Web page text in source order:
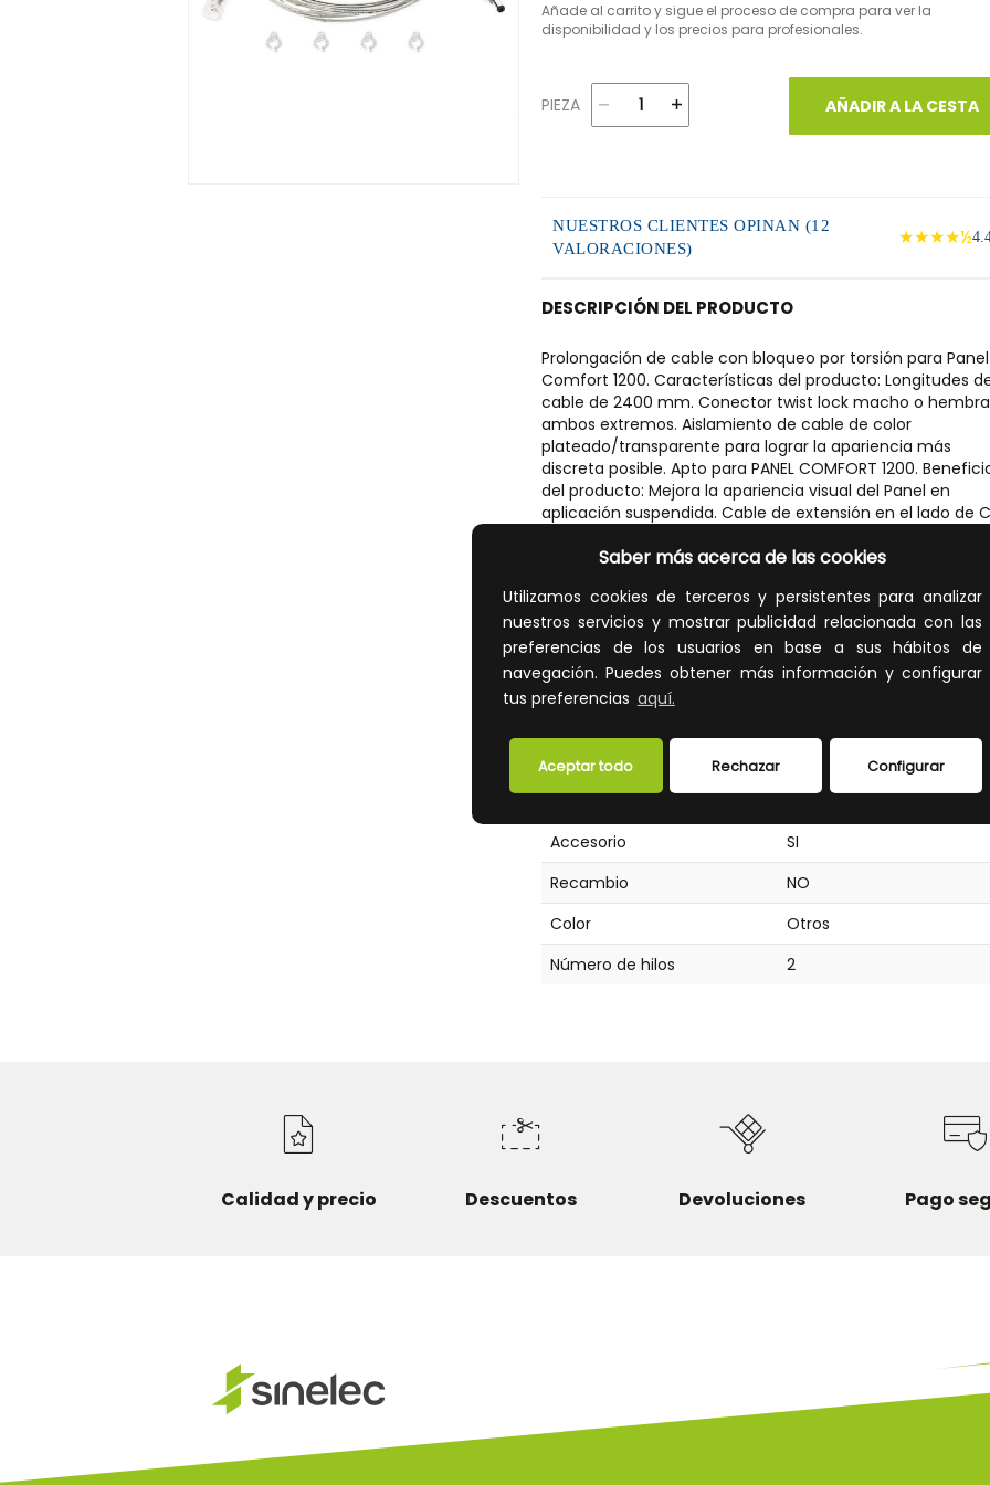
Saber más acerca de las cookies
Utilizamos cookies de terceros y persistentes para analizar
nuestros servicios y mostrar publicidad relacionada con las
preferencias de los usuarios en base a sus hábitos de
navegación. Puedes obtener más información y configurar
tus preferencias aquí.
Configurar
Rechazar
Aceptar todo
Añade al carrito y sigue el proceso de compra para ver la
disponibilidad y los precios para profesionales.
PIEZA AÑADIR A LA CESTA
NUESTROS CLIENTES OPINAN (12
VALORACIONES)
★★★★½
DESCRIPCIÓN DEL PRODUCTO
Prolongación de cable con bloqueo por torsión para Panel
Comfort 1200. Características del producto: Longitudes
cable de 2400 mm. Conector twist lock macho o
ambos extremos. Aislamiento de cable de color
plateado/transparente para lograr la apariencia más
discreta posible. Apto para PANEL COMFORT 1200.
del producto: Mejora la apariencia visual del Panel en
aplicación suspendida. Cable de extensión en el lado de
que permite ocultar el driver detrás del techo. Instalación
herramientas conectando el cable de extensión a la
Equipamiento / Accesorios: Incluye 4 portacables
transparentes para fijar el cable al alambre metálico del Kit
de Suspensión.
FICHA TÉCNICA
Accesorios eléctricos para luminarias
Accesorio
SI
Recambio
NO
Color
Otros
Número de hilos
2
Calidad y precio Descuentos Devoluciones Pago